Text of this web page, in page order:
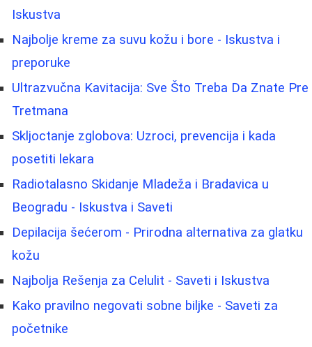
Iskustva
Najbolje kreme za suvu kožu i bore - Iskustva i
preporuke
Ultrazvučna Kavitacija: Sve Što Treba Da Znate Pre
Tretmana
Skljoctanje zglobova: Uzroci, prevencija i kada
posetiti lekara
Radiotalasno Skidanje Mladeža i Bradavica u
Beogradu - Iskustva i Saveti
Depilacija šećerom - Prirodna alternativa za glatku
kožu
Najbolja Rešenja za Celulit - Saveti i Iskustva
Kako pravilno negovati sobne biljke - Saveti za
početnike